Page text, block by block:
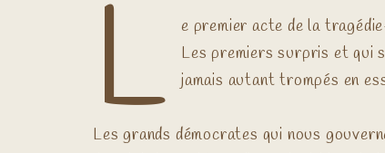
L
e premier acte de la
Les premiers surpris et qui
jamais autant trompés en
Les grands démocrates qui nous